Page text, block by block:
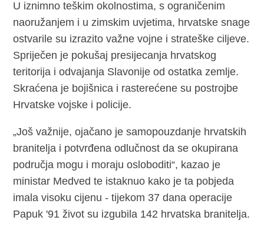
U iznimno teškim okolnostima, s ograničenim
naoružanjem i u zimskim uvjetima, hrvatske snage
ostvarile su izrazito važne vojne i strateške ciljeve.
Spriječen je pokušaj presijecanja hrvatskog
teritorija i odvajanja Slavonije od ostatka zemlje.
Skraćena je bojišnica i rasterećene su postrojbe
Hrvatske vojske i policije.
„Još važnije, ojačano je samopouzdanje hrvatskih
branitelja i potvrđena odlučnost da se okupirana
područja mogu i moraju osloboditi“, kazao je
ministar Medved te istaknuo kako je ta pobjeda
imala visoku cijenu - tijekom 37 dana operacije
Papuk '91 život su izgubila 142 hrvatska branitelja.